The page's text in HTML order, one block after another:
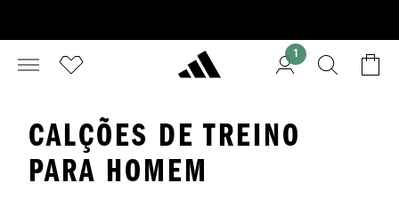
1
CALÇÕES DE TREINO
PARA HOMEM